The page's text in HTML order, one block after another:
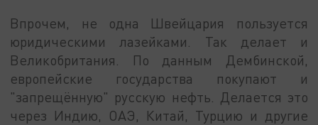
Впрочем, не одна Швейцария пользуется
юридическими лазейками. Так делает и
Великобритания. По данным Дембинской,
европейские государства покупают и
"запрещённую" русскую нефть. Делается это
через Индию, ОАЭ, Китай, Турцию и другие